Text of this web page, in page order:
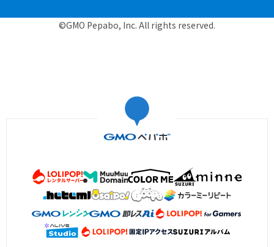
©GMO Pepabo, Inc. All rights reserved.